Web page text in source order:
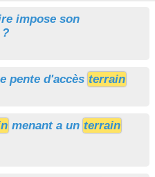
impose son
pente d'accès terrain
menant a un terrain